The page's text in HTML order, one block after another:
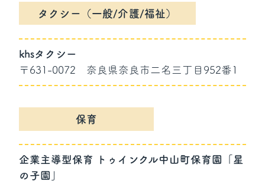
タクシー（一般/介護/福祉）
khsタクシー
〒631-0072
奈良県奈良市二名三丁目952番1
保育
企業主導型保育 トゥインクル中山町保育園「星
の子園」